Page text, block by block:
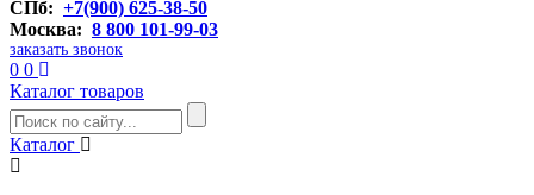
СПб: +7(900) 625-38-50
Москва: 8 800 101-99-03
заказать звонок
0 0
Каталог товаров
Каталог